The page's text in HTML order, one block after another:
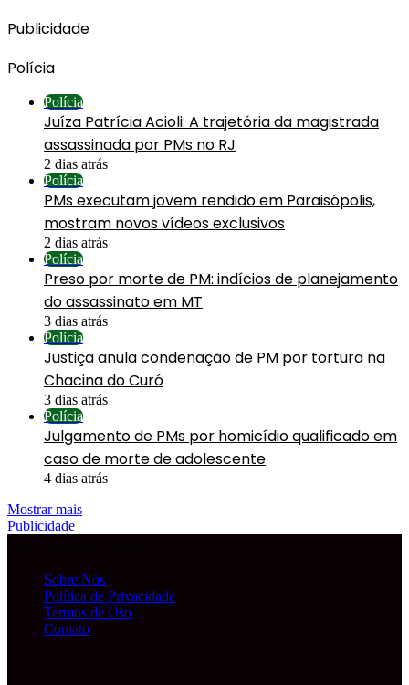
Publicidade
Polícia
Polícia
Juíza Patrícia Acioli: A trajetória da magistrada
assassinada por PMs no RJ
2 dias atrás
Polícia
PMs executam jovem rendido em Paraisópolis,
mostram novos vídeos exclusivos
2 dias atrás
Polícia
Preso por morte de PM: indícios de planejamento
do assassinato em MT
3 dias atrás
Polícia
Justiça anula condenação de PM por tortura na
Chacina do Curó
3 dias atrás
Polícia
Julgamento de PMs por homicídio qualificado em
caso de morte de adolescente
4 dias atrás
Mostrar mais
Publicidade
Sobre Nós
Política de Privacidade
Termos de Uso
Contato